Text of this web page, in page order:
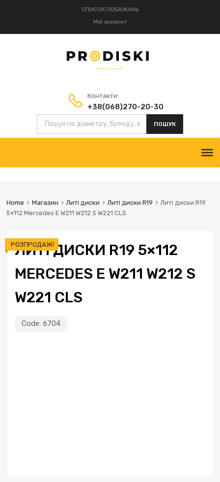
СПИСОК ПОБАЖАНЬ
Мій аккаунт
Контакти:
+38(068)270-20-30
+38(095)834-52-75
Пошук товарів
ПОШУК
content
Home Магазин Литі диски Литі диски R19
Литі диски R19
5×112 Mercedes E W211 W212 S W221 CLS
ЛИТІ ДИСКИ R19 5×112
MERCEDES E W211 W212 S
W221 CLS
Code: 6704
РОЗПРОДАЖ!